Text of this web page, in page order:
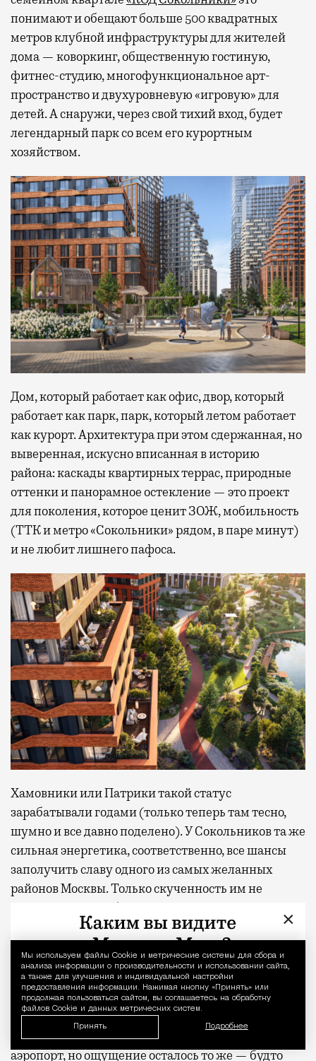
Уведомление
Мы используем файлы Сookie и метрические системы для сбора и
анализа информации о производительности и использовании сайта,
а также для улучшения и индивидуальной настройки
предоставления информации. Нажимая кнопку «Принять» или
продолжая пользоваться сайтом, вы соглашаетесь на обработку
файлов Cookie и данных метрических систем.
Принять Подробнее
понимают и обещают больше 500 квадратных
метров клубной инфраструктуры для жителей
дома — коворкинг, общественную гостиную,
фитнес-студию, многофункциональное арт-
пространство и двухуровневую «игровую» для
детей. А снаружи, через свой тихий вход, будет
легендарный парк со всем его курортным
хозяйством.
Дом, который работает как офис, двор, который
работает как парк, парк, который летом работает
как курорт. Архитектура при этом сдержанная, но
выверенная, искусно вписанная в историю
района: каскады квартирных террас, природные
оттенки и панорамное остекление — это проект
для поколения, которое ценит ЗОЖ, мобильность
(ТТК и метро «Сокольники» рядом, в паре минут)
и не любит лишнего пафоса.
Хамовники или Патрики такой статус
зарабатывали годами (только теперь там тесно,
шумно и все давно поделено). У Сокольников та же
сильная энергетика, соответственно, все шансы
заполучить славу одного из самых желанных
районов Москвы. Только скученность им не
грозит: места тут благодаря парку предостаточно.
Получилось ли у меня на день выключить голову и
поверить, что я не в Москве? Почти. В моменте,
когда лежишь в шезлонге с закрытыми глазами, а
сосны шумят где-то наверху, разница между
отпуском и обычным вторником действительно
стирается. Домой я вернулась пешком, а не через
аэропорт, но ощущение осталось то же — будто
×